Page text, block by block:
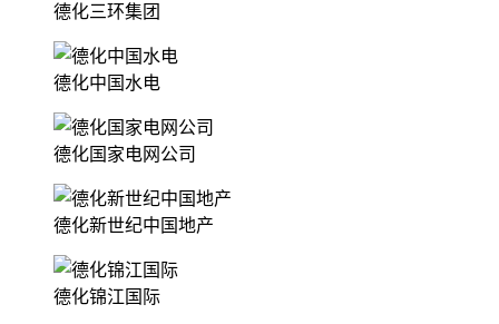
德化三环集团
德化中国水电
德化国家电网公司
德化新世纪中国地产
德化锦江国际